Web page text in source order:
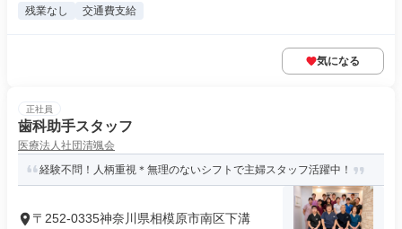
残業なし 交通費支給
気になる
正社員
歯科助手スタッフ
医療法人社団清颯会
経験不問！人柄重視＊無理のないシフトで主婦スタッフ活躍中！
〒252-0335神奈川県相模原市南区下溝